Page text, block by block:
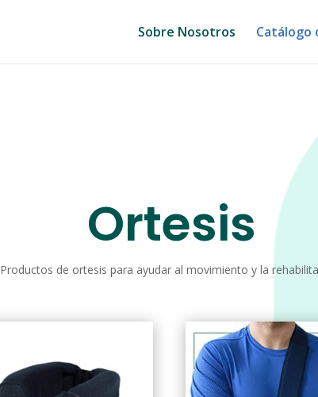
Sobre Nosotros Catálogo
Ortesis
Productos de ortesis para ayudar al movimiento y la